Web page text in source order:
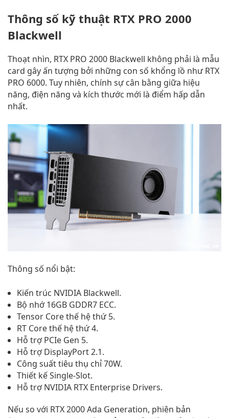
Thông số kỹ thuật RTX PRO 2000
Blackwell
Thoạt nhìn, RTX PRO 2000 Blackwell không phải là mẫu
card gây ấn tượng bởi những con số khổng lồ như RTX
PRO 6000. Tuy nhiên, chính sự cân bằng giữa hiệu
năng, điện năng và kích thước mới là điểm hấp dẫn
nhất.
Thông số nổi bật:
Kiến trúc NVIDIA Blackwell.
Bộ nhớ 16GB GDDR7 ECC.
Tensor Core thế hệ thứ 5.
RT Core thế hệ thứ 4.
Hỗ trợ PCIe Gen 5.
Hỗ trợ DisplayPort 2.1.
Công suất tiêu thụ chỉ 70W.
Thiết kế Single-Slot.
Hỗ trợ NVIDIA RTX Enterprise Drivers.
Nếu so với RTX 2000 Ada Generation, phiên bản